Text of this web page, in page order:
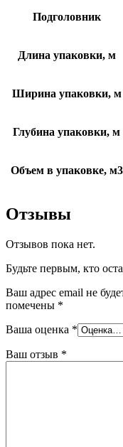
Подголовник
Длина упаковки, м
Ширина упаковки, м
Глубина упаковки, м
Объем в упаковке, м3
Отзывы
Отзывов пока нет.
Будьте первым, кто
Ваш адрес email не
помечены *
Ваша оценка *
Ваш отзыв *